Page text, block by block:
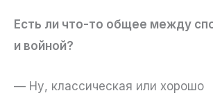
Есть ли что-то общее между
и войной?
— Ну, классическая или хорошо